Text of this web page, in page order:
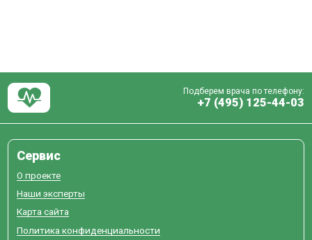
Подберем врача по телефону:
+7 (495) 125-44-03
Сервис
О проекте
Наши эксперты
Карта сайта
Политика конфиденциальности